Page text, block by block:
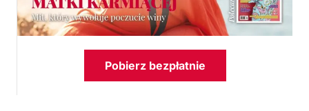
Pobierz bezpłatnie